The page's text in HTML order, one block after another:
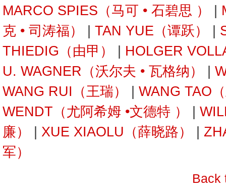
MARCO SPIES（马可 • 石碧思 ）
克 • 司涛福）
TAN YUE（谭跃）
THIEDIG（由甲）
HOLGER
U. WAGNER（沃尔夫 • 瓦格纳）
WANG RUI（王瑞）
WANG TAO
WENDT（尤阿希姆 •文德特 ）
廉）
XUE XIAOLU（薛晓路）
军）
Back